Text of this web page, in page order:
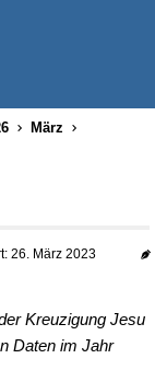
März
26. März 2023
Kreuzigung Jesu
Daten im Jahr